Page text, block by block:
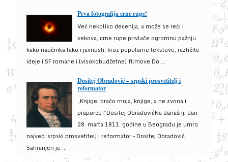
Prva fotografija crne rupe!
Već nekoliko decenija, a može se reći i
vekova, crne rupe privlače ogromnu pažnju
kako naučnika tako i javnosti, kroz popularne tekstove, različite
ideje i SF romane i (visokobudžetne) filmove.Do ...
Dositej Obradović – srpski prosvetitelj i
reformator
„Knjige, braćo moja, knjige, a ne zvona i
praporce!“Dositej ObradovićNa današnji dan
28. marta 1811. godine u Beogradu je umro
najveći srpski prosvetitelj i reformator – Dositej Obradović.
Sahranjen je ...